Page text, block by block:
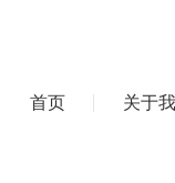
首页 关于